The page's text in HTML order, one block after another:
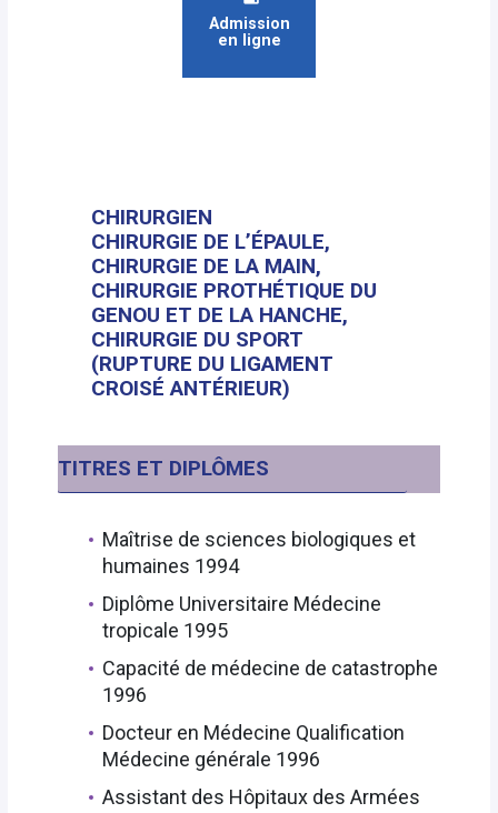
Admission
en ligne
CHIRURGIEN
CHIRURGIE DE L’ÉPAULE,
CHIRURGIE DE LA MAIN,
CHIRURGIE PROTHÉTIQUE DU
GENOU ET DE LA HANCHE,
CHIRURGIE DU SPORT
(RUPTURE DU LIGAMENT
CROISÉ ANTÉRIEUR)
TITRES ET DIPLÔMES
Maîtrise de sciences biologiques et
humaines 1994
Diplôme Universitaire Médecine
tropicale 1995
Capacité de médecine de catastrophe
1996
Docteur en Médecine Qualification
Médecine générale 1996
Assistant des Hôpitaux des Armées